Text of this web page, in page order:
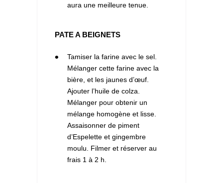
aura une meilleure tenue.
PATE A BEIGNETS
Tamiser la farine avec le sel.
Mélanger cette farine avec la
bière, et les jaunes d’œuf.
Ajouter l’huile de colza.
Mélanger pour obtenir un
mélange homogène et lisse.
Assaisonner de piment
d’Espelette et gingembre
moulu. Filmer et réserver au
frais 1 à 2 h.